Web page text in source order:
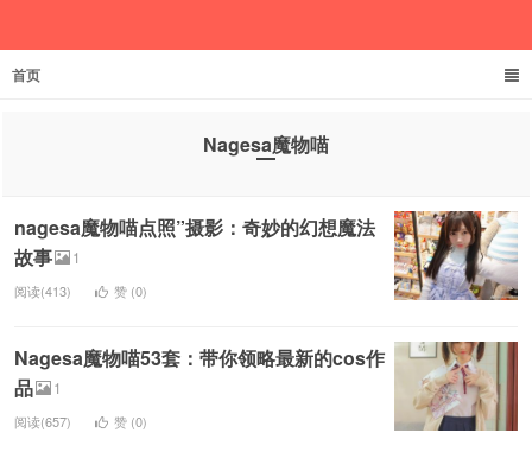
首页
Nagesa魔物喵
nagesa魔物喵点照”摄影：奇妙的幻想魔法
故事
1
阅读(413) 赞 (0)
Nagesa魔物喵53套：带你领略最新的cos作
品
1
阅读(657) 赞 (0)